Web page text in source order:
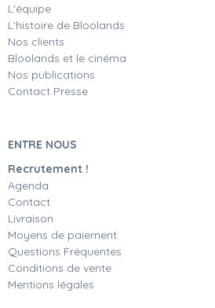
L'équipe
L'histoire de Bloolands
Nos clients
Bloolands et le cinéma
Nos publications
Contact Presse
ENTRE NOUS
Recrutement !
Agenda
Contact
Livraison
Moyens de paiement
Questions Fréquentes
Conditions de vente
Mentions légales